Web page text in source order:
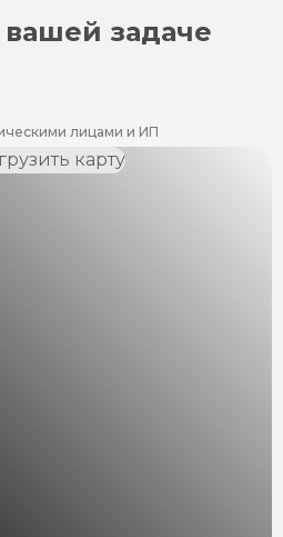
задаче
лицами и ИП
карту